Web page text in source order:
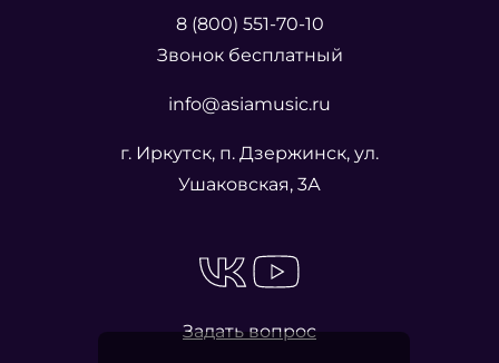
8 (800) 551-70-10
Звонок бесплатный
info@asiamusic.ru
г. Иркутск, п. Дзержинск, ул.
Ушаковская, 3А
Задать вопрос